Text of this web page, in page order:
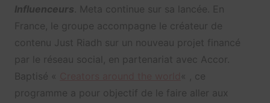
Influenceurs . Meta continue sur sa lancée. En
France, le groupe accompagne le créateur de
contenu Just Riadh sur un nouveau projet financé
par le réseau social, en partenariat avec Accor.
Baptisé «
« , ce
programme a pour objectif de le faire aller aux